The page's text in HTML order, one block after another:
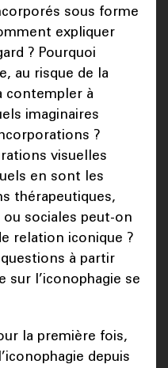
sous forme
expliquer
? Pourquoi
au risque de la
contempler à
imaginaires
?
visuelles
en sont les
thérapeutiques,
sociales peut-on
relation iconique ?
à partir
sur l’iconophagie se
la première fois,
depuis